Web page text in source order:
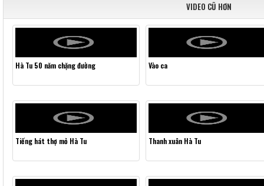
VIDEO CŨ HƠN
Hà Tu 50 năm chặng đường Vào ca
Tiếng hát thợ mỏ Hà Tu Thanh xuân Hà Tu